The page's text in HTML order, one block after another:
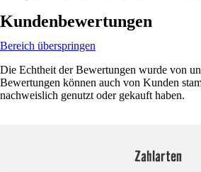
Kundenbewertungen
Bereich überspringen
Die Echtheit der Bewertungen wurde von
Bewertungen können auch von Kunden
nachweislich genutzt oder gekauft haben.
Zahlarten